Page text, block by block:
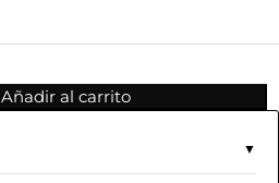
Añadir al carrito